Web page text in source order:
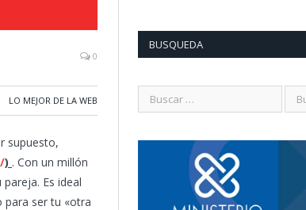
0
LO MEJOR DE LA WEB
supuesto,
) . Con un millón
Es ideal
para ser tu «otra
BUSQUEDA